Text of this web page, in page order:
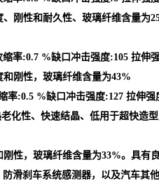
刚性和耐久性、玻璃纤维含量为
率:0.7 %缺口冲击强度:105 拉伸
刚性，玻璃纤维含量为43%
率:0.5 %缺口冲击强度:127 拉伸
化性、快速结晶、低用于超快造
性，玻璃纤维含量为33%。具有
滑刹车系统感测器，以及汽车其